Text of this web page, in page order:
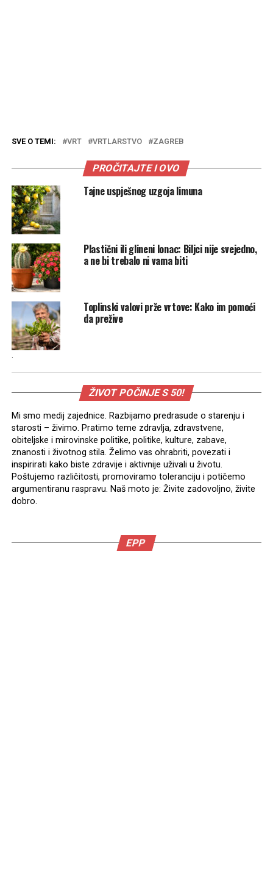
SVE O TEMI: VRT VRTLARSTVO ZAGREB
PROČITAJTE I OVO
Tajne uspješnog uzgoja limuna
Plastični ili glineni lonac: Biljci nije svejedno,
a ne bi trebalo ni vama biti
Toplinski valovi prže vrtove: Kako im pomoći
da prežive
.
ŽIVOT POČINJE S 50!
Mi smo medij zajednice. Razbijamo predrasude o starenju i
starosti – živimo. Pratimo teme zdravlja, zdravstvene,
obiteljske i mirovinske politike, politike, kulture, zabave,
znanosti i životnog stila. Želimo vas ohrabriti, povezati i
inspirirati kako biste zdravije i aktivnije uživali u životu.
Poštujemo različitosti, promoviramo toleranciju i potičemo
argumentiranu raspravu. Naš moto je: Živite zadovoljno, živite
dobro.
EPP